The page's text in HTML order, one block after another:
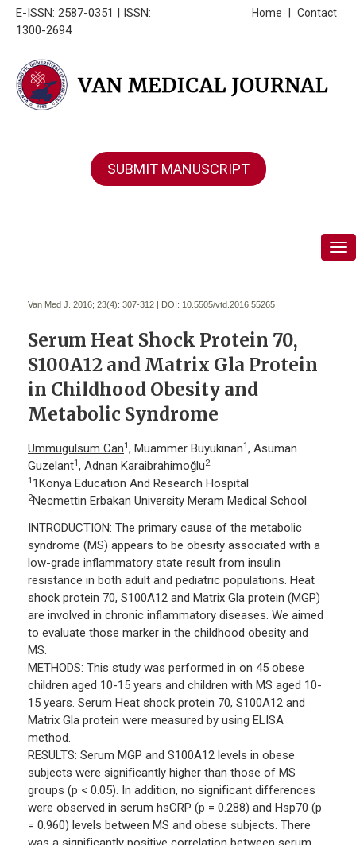
E-ISSN: 2587-0351 | ISSN:
1300-2694
Contact
Home
SUBMIT MANUSCRIPT
Van Med J. 2016; 23(4): 307-312 | DOI: 10.5505/vtd.2016.55265
Serum Heat Shock Protein 70,
S100A12 and Matrix Gla Protein
in Childhood Obesity and
Metabolic Syndrome
Ummugulsum Can1, Muammer Buyukinan1, Asuman
Guzelant1, Adnan Karaibrahimoğlu2
1 1Konya Education And Research Hospital
2Necmettin Erbakan University Meram Medical School
INTRODUCTION: The primary cause of the metabolic
syndrome (MS) appears to be obesity associated with a
low-grade inflammatory state result from insulin
resistance in both adult and pediatric populations. Heat
shock protein 70, S100A12 and Matrix Gla protein (MGP)
are involved in chronic inflammatory diseases. We aimed
to evaluate those marker in the childhood obesity and
MS.
METHODS: This study was performed in on 45 obese
children aged 10-15 years and children with MS aged 10-
15 years. Serum Heat shock protein 70, S100A12 and
Matrix Gla protein were measured by using ELISA
method.
RESULTS: Serum MGP and S100A12 levels in obese
subjects were significantly higher than those of MS
groups (p < 0.05). In addition, no significant differences
were observed in serum hsCRP (p = 0.288) and Hsp70 (p
= 0.960) levels between MS and obese subjects. There